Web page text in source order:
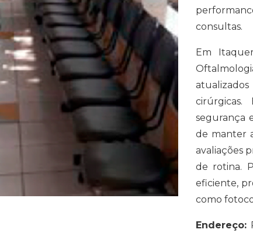
consultas.
Em
segurança
de manter
avaliações
de rotina.
eficiente,
como
Endereço: